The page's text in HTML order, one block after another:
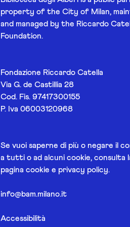
property of the City of Milan,
and managed by the Riccardo
Foundation.
Fondazione Riccardo Catella
Via G. de Castillia 28
Cod. Fis. 97417300155
P. Iva 06003120968
Se vuoi saperne di più o negare il
a tutti o ad alcuni cookie, consulta
pagina cookie e privacy policy.
info@bam.milano.it
Accessibilità